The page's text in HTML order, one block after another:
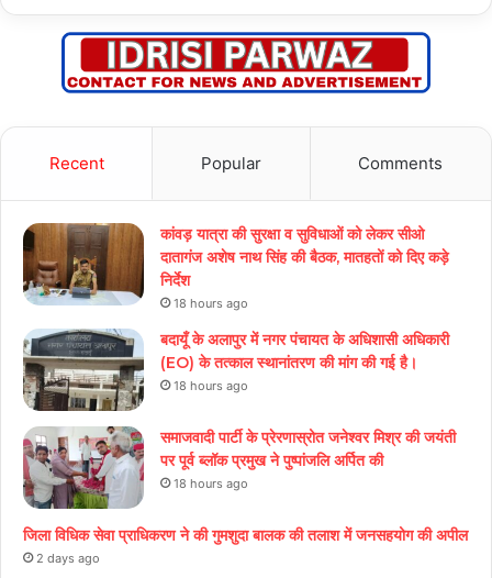
Recent Popular Comments
कांवड़ यात्रा की सुरक्षा व सुविधाओं को लेकर सीओ
दातागंज अशेष नाथ सिंह की बैठक, मातहतों को दिए कड़े
निर्देश
18 hours ago
बदायूँ के अलापुर में नगर पंचायत के अधिशासी अधिकारी
(EO) के तत्काल स्थानांतरण की मांग की गई है।
18 hours ago
समाजवादी पार्टी के प्रेरणास्रोत जनेश्वर मिश्र की जयंती
पर पूर्व ब्लॉक प्रमुख ने पुष्पांजलि अर्पित की
18 hours ago
जिला विधिक सेवा प्राधिकरण ने की गुमशुदा बालक की तलाश में जनसहयोग की अपील
2 days ago